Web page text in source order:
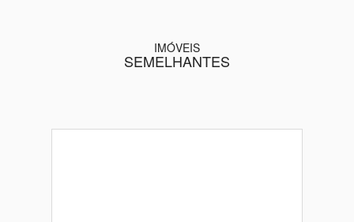
IMÓVEIS
SEMELHANTES